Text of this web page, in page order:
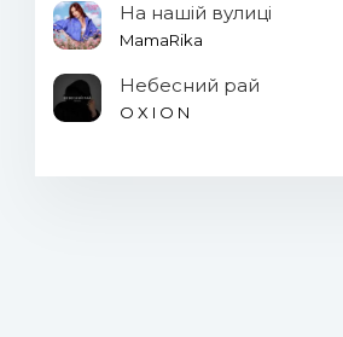
На нашій вулиці
MamaRika
Небесний рай
O X I O N